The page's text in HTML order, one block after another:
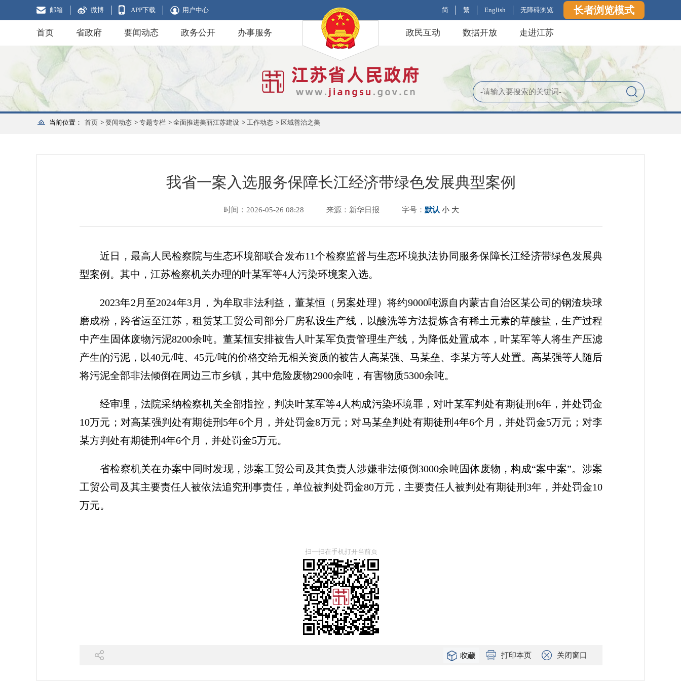
邮箱 微博 APP下载 用户中心 简 繁 English 无障碍浏览 长者浏览模式
首页 省政府 要闻动态 政务公开 办事服务 政民互动 数据开放 走进江苏
当前位置： 首页 > 要闻动态 > 专题专栏 > 全面推进美丽江苏建设 > 工作动态 > 区域善治之美
我省一案入选服务保障长江经济带绿色发展典型案例
时间：2026-05-26 08:28 来源：新华日报 字号： 默认 小 大
近日，最高人民检察院与生态环境部联合发布11个检察监督与生态环境执法协同服务保障长江经济带绿色发展典
型案例。其中，江苏检察机关办理的叶某军等4人污染环境案入选。
2023年2月至2024年3月，为牟取非法利益，董某恒（另案处理）将约9000吨源自内蒙古自治区某公司的钢渣块球
磨成粉，跨省运至江苏，租赁某工贸公司部分厂房私设生产线，以酸洗等方法提炼含有稀土元素的草酸盐，生产过程
中产生固体废物污泥8200余吨。董某恒安排被告人叶某军负责管理生产线，为降低处置成本，叶某军等人将生产压滤
产生的污泥，以40元/吨、45元/吨的价格交给无相关资质的被告人高某强、马某垒、李某方等人处置。高某强等人随后
将污泥全部非法倾倒在周边三市乡镇，其中危险废物2900余吨，有害物质5300余吨。
经审理，法院采纳检察机关全部指控，判决叶某军等4人构成污染环境罪，对叶某军判处有期徒刑6年，并处罚金
10万元；对高某强判处有期徒刑5年6个月，并处罚金8万元；对马某垒判处有期徒刑4年6个月，并处罚金5万元；对李
某方判处有期徒刑4年6个月，并处罚金5万元。
省检察机关在办案中同时发现，涉案工贸公司及其负责人涉嫌非法倾倒3000余吨固体废物，构成“案中案”。涉案
工贸公司及其主要责任人被依法追究刑事责任，单位被判处罚金80万元，主要责任人被判处有期徒刑3年，并处罚金10
万元。
扫一扫在手机打开当前页
打印本页 关闭窗口